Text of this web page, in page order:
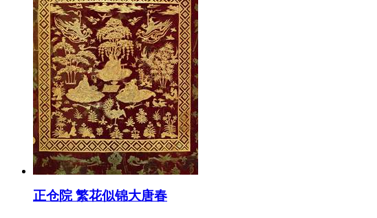
正仓院 繁花似锦大唐春